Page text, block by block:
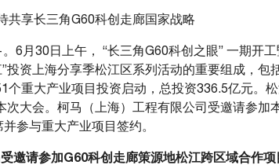
共享长三角G60科创走廊国家战略
。6月30日上午， “长三角G60科创之眼” 一期开
投资上海分享季松江区系列活动的重要组成，包
个重大产业项目投资启动，总投资336.5亿元。
次大会。柯马（上海）工程有限公司受邀请参加
参与重大产业项目签约。
邀请参加G60科创走廊策源地松江跨区域合作项